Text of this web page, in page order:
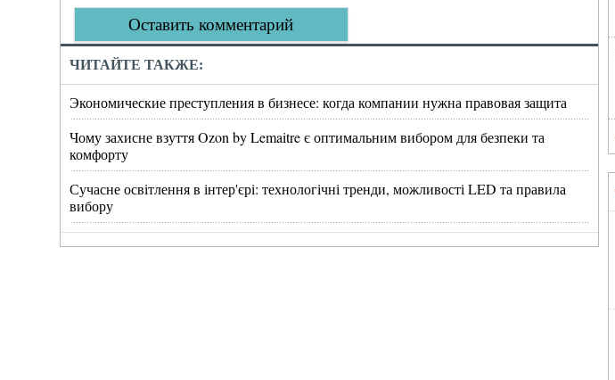
Оставить комментарий
ЧИТАЙТЕ ТАКЖЕ:
Экономические преступления в бизнесе: когда компании нужна правовая защита
Чому захисне взуття Ozon by Lemaitre є оптимальним вибором для безпеки та
комфорту
Сучасне освітлення в інтер'єрі: технологічні тренди, можливості LED та правила
вибору